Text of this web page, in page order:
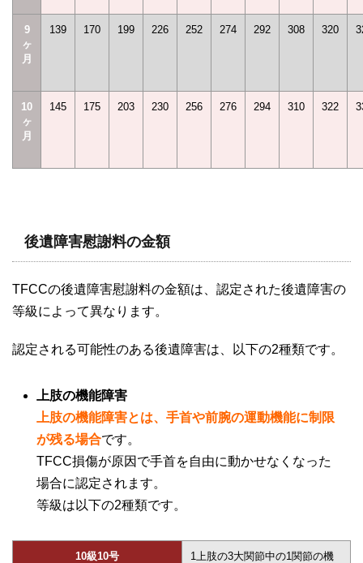
9
ヶ
月
139 170 199 226 252 274 292 308 320
10
ヶ
月
145 175 203 230 256 276 294 310 322
後遺障害慰謝料の金額
TFCCの後遺障害慰謝料の金額は、認定された後遺障害の
等級によって異なります。
認定される可能性のある後遺障害は、以下の2種類です。
上肢の機能障害
上肢の機能障害とは、手首や前腕の運動機能に制限
が残る場合です。
TFCC損傷が原因で手首を自由に動かせなくなった
場合に認定されます。
等級は以下の2種類です。
10級10号 1 上肢の3大関節中の1関節の機